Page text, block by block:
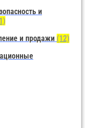
и
и продажи (12)